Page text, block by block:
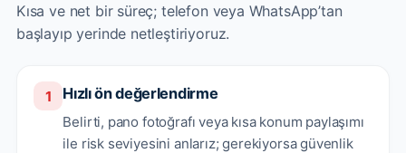
Kısa ve net bir süreç; telefon veya WhatsApp’tan
başlayıp yerinde netleştiriyoruz.
1 Hızlı ön değerlendirme
Belirti, pano fotoğrafı veya kısa konum paylaşımı
ile risk seviyesini anlarız; gerekiyorsa güvenlik